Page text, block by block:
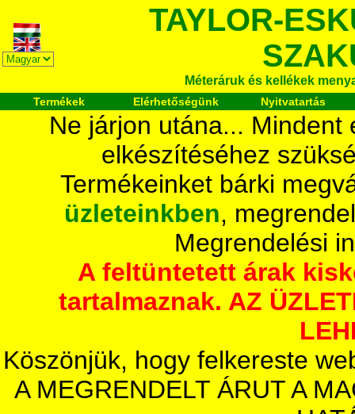
TAYLOR-
Méteráruk és kellékek
Termékek Elérhetőségünk Nyitvatartás
Ne járjon utána...
elkészítéséhez
Termékeinket bárki
üzleteinkben,
Megrendelési
A feltüntetett árak
tartalmaznak. AZ
Köszönjük, hogy felkereste
A MEGRENDELT ÁRUT A